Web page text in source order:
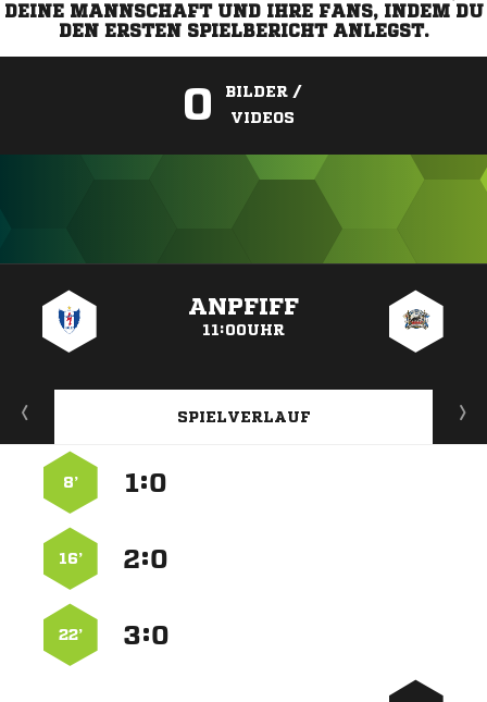
DEINE MANNSCHAFT UND IHRE FANS, INDEM DU
DEN ERSTEN SPIELBERICHT ANLEGST.
0
BILDER /
VIDEOS
ANPFIFF
11:00UHR
SPIELVERLAUF
:
8’
:
16’
:
22’